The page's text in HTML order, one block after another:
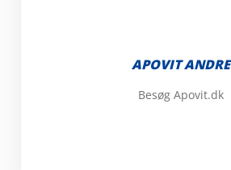
APOVIT ANDRE
Besøg Apovit.dk